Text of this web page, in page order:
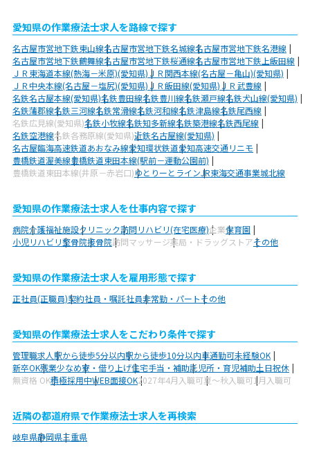
愛知県の作業療法士求人を路線で探す
名古屋市営地下鉄東山線名古屋市営地下鉄名城線名古屋市営地下鉄名港線
名古屋市営地下鉄鶴舞線名古屋市営地下鉄桜通線名古屋市営地下鉄上飯田線
ＪＲ東海道本線(熱海－米原)(愛知県)ＪＲ関西本線(名古屋－亀山)(愛知県)
ＪＲ中央本線(名古屋－塩尻)(愛知県)ＪＲ飯田線(愛知県)ＪＲ武豊線
名鉄名古屋本線(愛知県)名鉄豊田線名鉄豊川線名鉄瀬戸線名鉄犬山線(愛知県)
名鉄蒲郡線名鉄三河線名鉄常滑線名鉄河和線名鉄津島線名鉄尾西線
名鉄広見線(愛知県)名鉄小牧線名鉄知多新線名鉄築港線名鉄西尾線
名鉄空港線名鉄各務原線(愛知県)近鉄名古屋線(愛知県)
名古屋臨海高速鉄道あおなみ線愛知環状鉄道愛知高速交通リニモ
豊橋鉄道渥美線豊橋鉄道東田本線(駅前－運動公園前)
豊橋鉄道東田本線(井原－赤岩口)ゆとりーとラインJR東海交通事業城北線
愛知県の作業療法士求人を仕事内容で探す
病院介護福祉施設クリニック訪問リハビリ(在宅医療)企業保育園
小児リハビリ整骨院接骨院訪問マッサージ薬局・ドラッグストアその他
愛知県の作業療法士求人を雇用形態で探す
正社員(正職員)契約社員・嘱託社員非常勤・パートその他
愛知県の作業療法士求人をこだわり条件で探す
管理職求人駅から徒歩5分以内駅から徒歩10分以内車通勤可未経験OK
新卒OK残業少なめ寮・借り上げ住宅手当・補助託児所・育児補助土日祝休
無資格 OK積極採用中WEB面接OK2027年4月入職可夏～秋入職可1月入職可
近隣の都道府県で作業療法士求人を再検索
岐阜県静岡県三重県